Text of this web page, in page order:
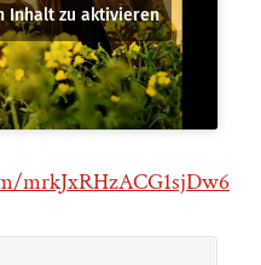
Inhalt zu aktivieren
mrkJxRHzACG1sjDw6